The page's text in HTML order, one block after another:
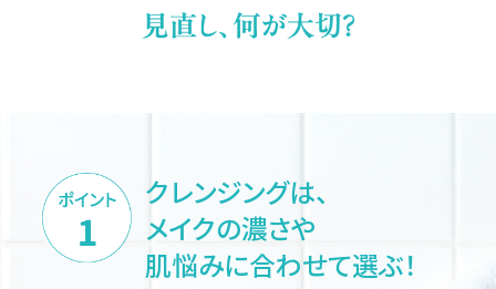
クレンジングは、
メイクの濃さや
肌悩みに合わせて選ぶ！